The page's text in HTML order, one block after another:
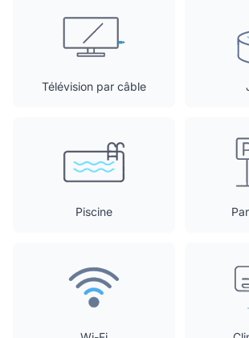
Télévision par câble
Piscine